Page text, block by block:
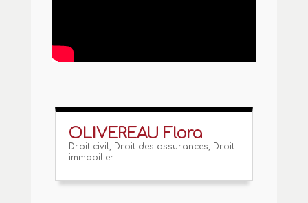
OLIVEREAU Flora
Droit civil, Droit des assurances, Droit
immobilier